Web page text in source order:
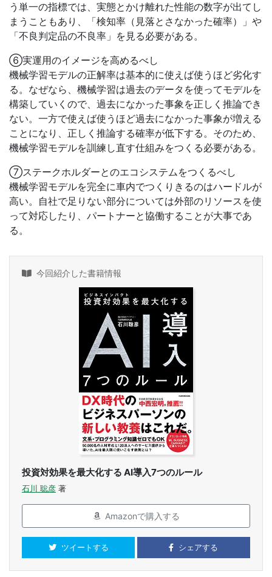
う単一の指標では、実態とかけ離れた性能の数字が出てし
まうこともあり、「検知率（見落とさなかった確率）」や
「不良判定品の不良率」を見る必要がある。
⑥実運用のイメージを高めるべし
機械学習モデルの正解率は基本的に使えば使うほど劣化す
る。なぜなら、機械学習は過去のデータを使ってモデルを
構築していくので、過去になかった事象を正しく推論でき
ない。一方で使えば使うほど過去になかった事象が増える
ことになり、正しく推論する確率が低下する。そのため、
機械学習モデルを訓練し直す仕組みをつくる必要がある。
⑦ステークホルダーとのエコシステムをつくるべし
機械学習モデルを完全に車内でつくりきるのはハードルが
高い。自社で足りない部分については外部のリソースを使
って対応したり、パートナーと協働することが大事であ
る。
今回紹介した書籍情報
投資対効果を最大化する AI導入7つのルール
石川 聡彦 著
Amazonで購入する
ツイートする シェアする